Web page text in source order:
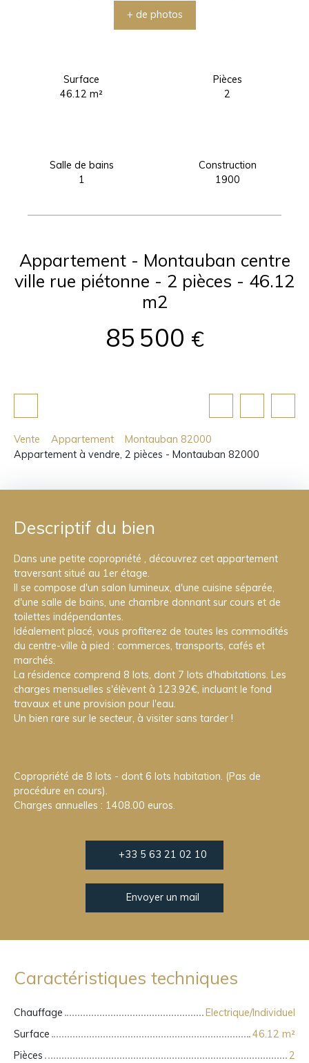
+ de photos
Surface
46.12m²
Pièces
2
Salle de bains
1
Construction
1900
Appartement - Montauban centre
ville rue piétonne - 2 pièces - 46.12
m2
85 500 €
Vente Appartement
Montauban 82000
Appartement à vendre, 2 pièces - Montauban 82000
Descriptif du bien
Dans une petite copropriété , découvrez cet appartement
traversant situé au 1er étage.
Il se compose d'un salon lumineux, d'une cuisine séparée,
d'une salle de bains, une chambre donnant sur cours et de
toilettes indépendantes.
Idéalement placé, vous profiterez de toutes les commodités
du centre-ville à pied : commerces, transports, cafés et
marchés.
La résidence comprend 8 lots, dont 7 lots d'habitations. Les
charges mensuelles s'élèvent à 123.92€, incluant le fond
travaux et une provision pour l'eau.
Un bien rare sur le secteur, à visiter sans tarder !
Copropriété de 8 lots - dont 6 lots habitation. (Pas de
procédure en cours).
Charges annuelles : 1408.00 euros.
+33 5 63 21 02 10
Envoyer un mail
Caractéristiques techniques
Chauffage
Electrique/Individuel
Surface
46.12 m²
Pièces
2